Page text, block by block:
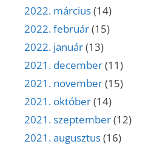
2022. március(14)
2022. február(15)
2022. január(13)
2021. december(11)
2021. november(15)
2021. október(14)
2021. szeptember(12)
2021. augusztus(16)